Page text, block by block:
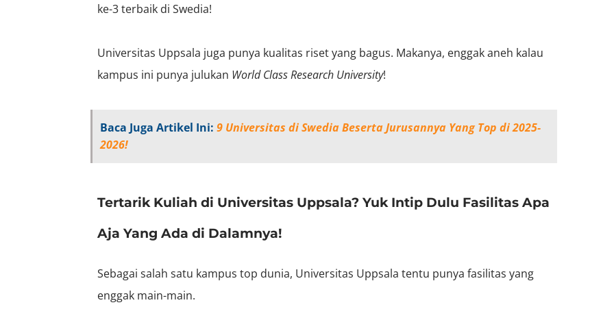
ke-3 terbaik di Swedia!
Universitas Uppsala juga punya kualitas riset yang bagus. Makanya, enggak aneh kalau
kampus ini punya julukan World Class Research University!
Baca Juga Artikel Ini: 9 Universitas di Swedia Beserta Jurusannya Yang Top di 2025-
2026!
Tertarik Kuliah di Universitas Uppsala? Yuk Intip Dulu Fasilitas Apa
Aja Yang Ada di Dalamnya!
Sebagai salah satu kampus top dunia, Universitas Uppsala tentu punya fasilitas yang
enggak main-main.